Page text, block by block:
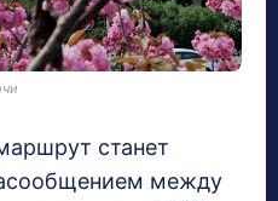
станет
между